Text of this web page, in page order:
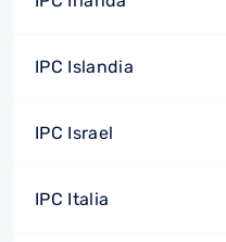
IPC Islandia
IPC Israel
IPC Italia